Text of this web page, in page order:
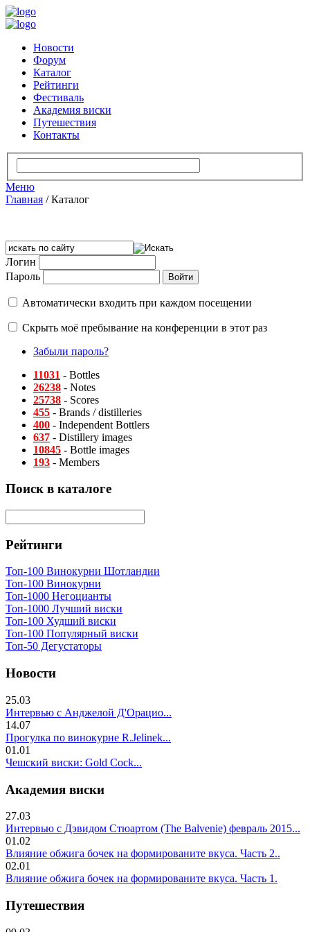
Новости
Форум
Каталог
Рейтинги
Фестиваль
Академия виски
Путешествия
Контакты
Меню
Главная /Каталог
Логин
Пароль
Автоматически входить при каждом посещении
Скрыть моё пребывание на конференции в этот раз
Забыли пароль?
11031 - Bottles
26238 - Notes
25738 - Scores
455 - Brands / distilleries
400 - Independent Bottlers
637 - Distillery images
10845 - Bottle images
193 - Members
Поиск в каталоге
Рейтинги
Топ-100 Винокурни Шотландии
Топ-100 Винокурни
Топ-1000 Негоцианты
Топ-1000 Лучший виски
Топ-100 Худший виски
Топ-100 Популярный виски
Топ-50 Дегустаторы
Новости
25.03
Интервью с Анджелой Д'Орацио...
14.07
Прогулка по винокурне R.Jelinek...
01.01
Чешский виски: Gold Cock...
Академия виски
27.03
Интервью с Дэвидом Стюартом (The Balvenie) февраль 2015...
01.02
Влияние обжига бочек на формированите вкуса. Часть 2..
02.01
Влияние обжига бочек на формированите вкуса. Часть 1.
Путешествия